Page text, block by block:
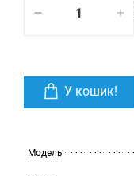
У кошик!
Модель